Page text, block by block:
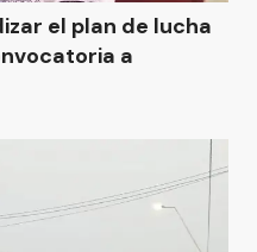
el plan de lucha
a